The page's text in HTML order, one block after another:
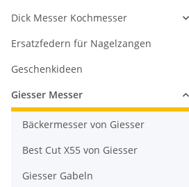
Dick Messer Kochmesser
Ersatzfedern für Nagelzangen
Geschenkideen
Giesser Messer
Bäckermesser von Giesser
Best Cut X55 von Giesser
Giesser Gabeln